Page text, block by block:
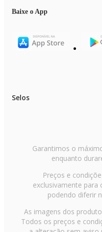
Baixe o App
Selos
Garantimos o
enquanto
Preços e
exclusivamente para
podendo diferir
As imagens dos
Todos os preços e